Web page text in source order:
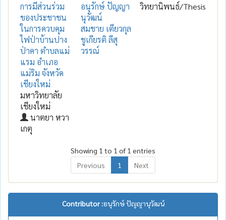
การมีส่วนร่วม
ของประชาชน
ในการควบคุม
ไฟป่าบ้านปาง
ป่าคา ตำบลแม่
แรม อำเภอ
แม่ริม จังหวัด
เชียงใหม่
มหาวิทยาลัย
เชียงใหม่
นาตยา หวา
เกตุ
อนุรักษ์ ปัญญา
นุวัฒน์
สมชาย เตียวกุล
ชูเกียรติ ลีสุ
วรรณ์
วิทยานิพนธ์/Thesis
Showing 1 to 1 of 1 entries
Previous
1 Next
Contributor :อนุรักษ์ ปัญญานุวัฒน์